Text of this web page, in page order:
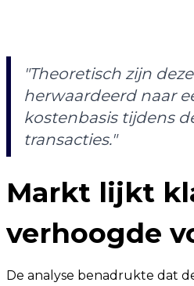
"Theoretisch zijn
herwaardeerd naar
kostenbasis tijdens
transacties."
Markt lijkt
verhoogde
De analyse benadrukte dat